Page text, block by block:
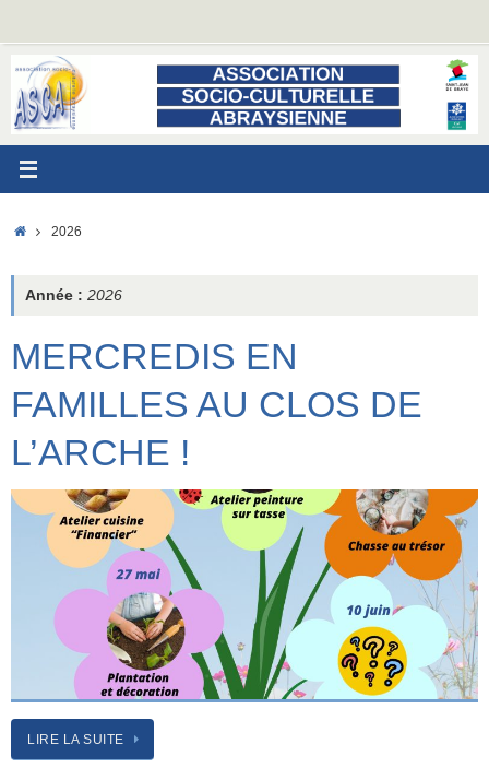
contenu
ACCUEIL
2026
Année : 2026
MERCREDIS EN
FAMILLES AU CLOS DE
L’ARCHE !
LIRE LA SUITE